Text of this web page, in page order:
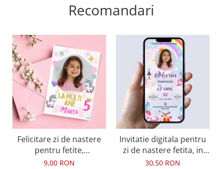
Recomandari
Felicitare zi de nastere
pentru fetite,
personalizata cu mesaj
9,00 RON
Invitatie digitala pentru
zi de nastere fetita, in
nuante de mov, cu
30,50 RON